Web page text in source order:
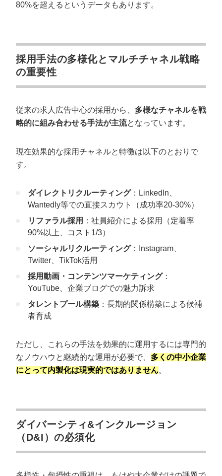
80%を超えるというデータもあります。
採用手法の多様化とマルチチャネル戦略
の重要性
従来の求人広告中心の採用から、 多様なチャネルを戦
略的に組み合わせる手法が主流となっています。
現在効果的な採用チャネルと特徴は以下のとおりで
す。
ダイレクトリクルーティング：LinkedIn、
Wantedly等での直接スカウト（成功率20-30%）
リファラル採用 ：社員紹介による採用（定着率
90%以上、コスト1/3）
ソーシャルリクルーティング：Instagram、
Twitter、TikTok活用
採用動画・コンテンツマーケティング：
YouTube、企業ブログでの魅力訴求
タレントプール構築 ：長期的関係構築による候補
者育成
ただし、これらの手法を効果的に運用するには専門的
なノウハウと継続的な運用が必要で、 多くの中小企業
にとって内製化は現実的ではありません。
ダイバーシティ&インクルージョン
（D&I）の必須化